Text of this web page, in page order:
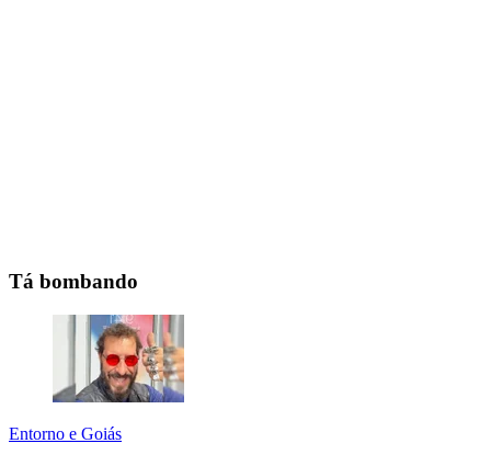
Tá bombando
Entorno e Goiás